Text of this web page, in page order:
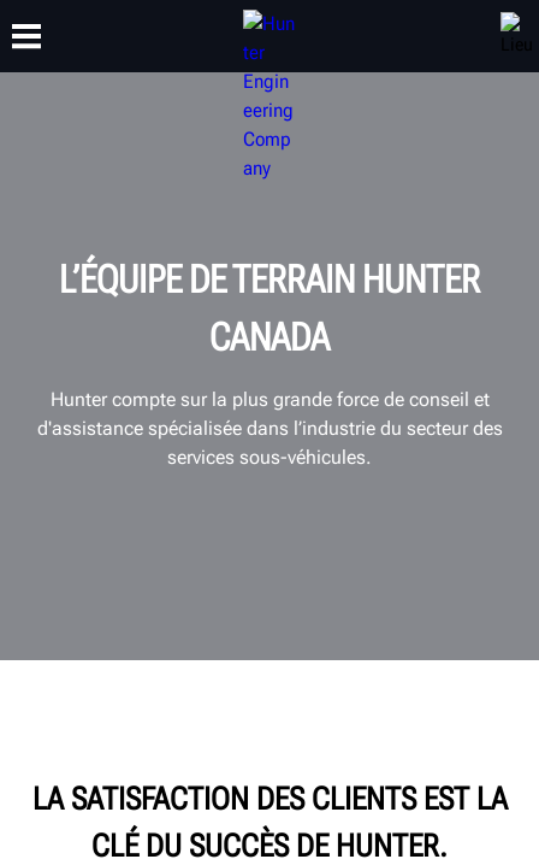
FORMATION
L’ÉQUIPE DE TERRAIN HUNTER
CANADA
Hunter compte sur la plus grande force de conseil et
d'assistance spécialisée dans l’industrie du secteur des
services sous-véhicules.
LA SATISFACTION DES CLIENTS EST LA
CLÉ DU SUCCÈS DE HUNTER.